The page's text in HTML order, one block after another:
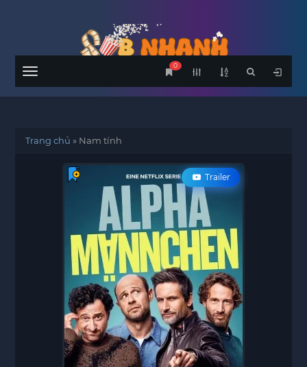
Menu
0
Trang chủ » Nam tính
Trailer